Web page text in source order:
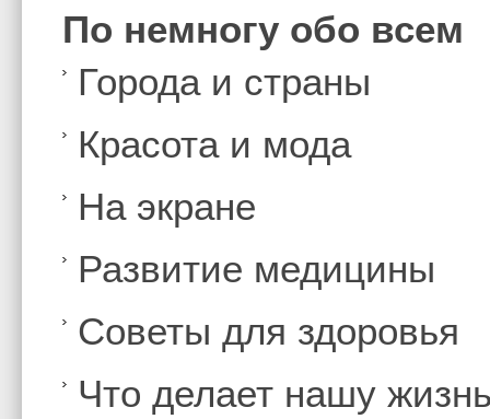
По немногу обо всем
Города и страны
Красота и мода
На экране
Развитие медицины
Советы для здоровья
Что делает нашу